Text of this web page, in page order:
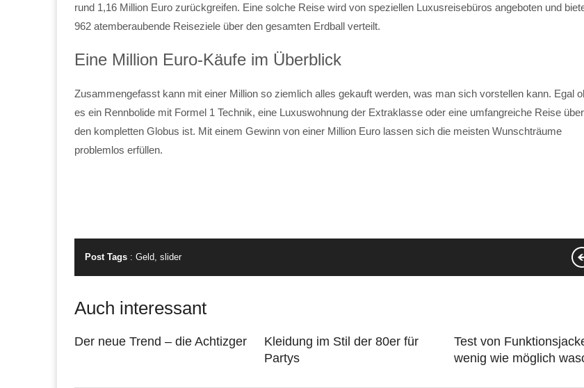
rund 1,16 Million Euro zurückgreifen. Eine solche Reise wird von speziellen Luxusreisebüros angeboten und
962 atemberaubende Reiseziele über den gesamten Erdball verteilt.
Eine Million Euro-Käufe im Überblick
Zusammengefasst kann mit einer Million so ziemlich alles gekauft werden, was man sich vorstellen kann. Egal
es ein Rennbolide mit Formel 1 Technik, eine Luxuswohnung der Extraklasse oder eine umfangreiche Reise über
den kompletten Globus ist. Mit einem Gewinn von einer Million Euro lassen sich die meisten Wunschträume
problemlos erfüllen.
Post Tags : Geld slider
Auch interessant
Der neue Trend – die Achtizger
Kleidung im Stil der 80er für
Partys
Test von
wenig wie möglich